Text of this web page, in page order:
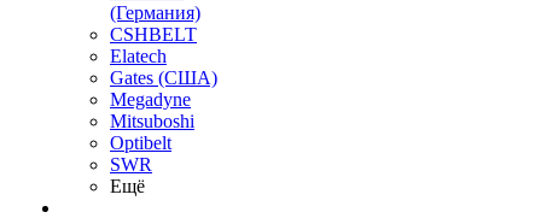
(Германия)
CSHBELT
Elatech
Gates (США)
Megadyne
Mitsuboshi
Optibelt
SWR
Ещё